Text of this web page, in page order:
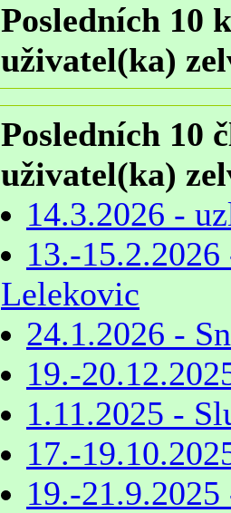
Posledních 10
uživatel(ka)
Posledních 10
uživatel(ka)
14.3.2026 -
13.-
Lelekovic
24.1.2026 -
19.-
1.11.2025 -
17.-
19.-